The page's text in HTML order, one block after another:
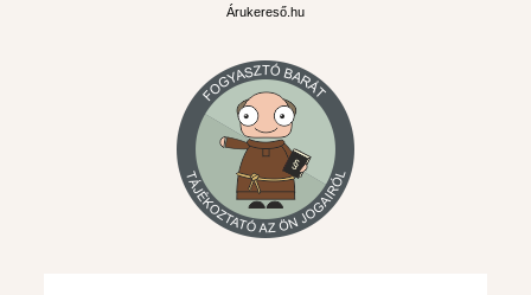
Árukereső.hu